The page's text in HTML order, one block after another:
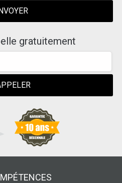
gratuitement